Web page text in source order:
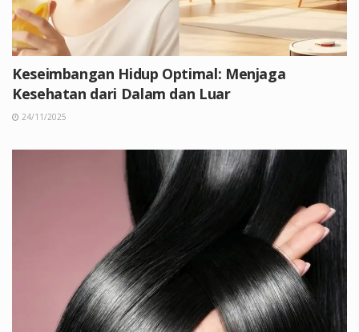
Keseimbangan Hidup Optimal: Menjaga
Kesehatan dari Dalam dan Luar
24/11/2025